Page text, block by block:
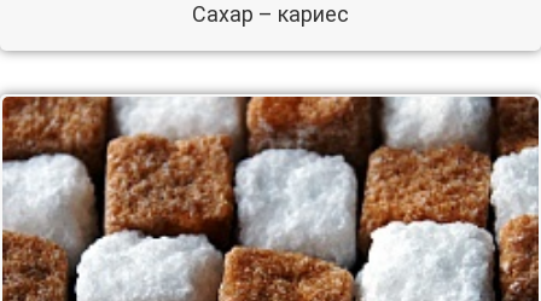
Сахар – кариес